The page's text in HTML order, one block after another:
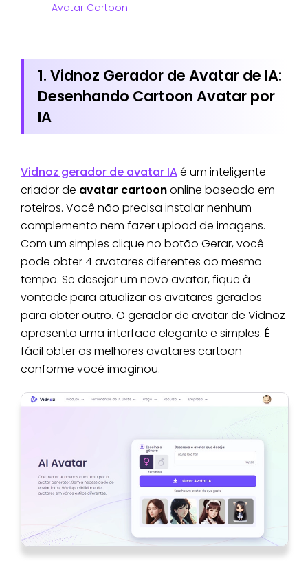
Avatar Cartoon
1. Vidnoz Gerador de Avatar de IA:
Desenhando Cartoon Avatar por
IA
Vidnoz gerador de avatar IAé um inteligente
criador de avatar cartoononline baseado em
roteiros. Você não precisa instalar nenhum
complemento nem fazer upload de imagens.
Com um simples clique no botão Gerar, você
pode obter 4 avatares diferentes ao mesmo
tempo. Se desejar um novo avatar, fique à
vontade para atualizar os avatares gerados
para obter outro. O gerador de avatar de Vidnoz
apresenta uma interface elegante e simples. É
fácil obter os melhores avatares cartoon
conforme você imaginou.